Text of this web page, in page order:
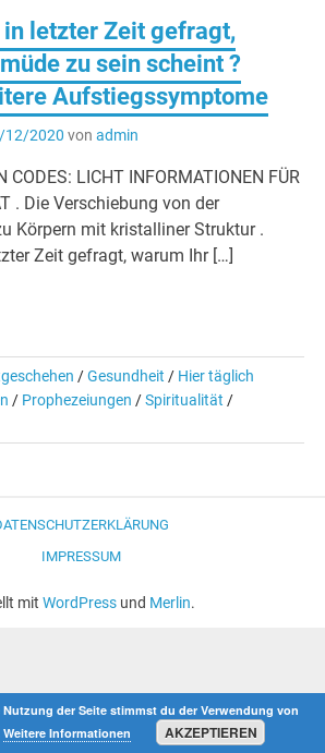
in letzter Zeit gefragt,
zu sein scheint ?
Aufstiegssymptome
12/2020 von admin
CODES: LICHT INFORMATIONEN FÜR
. Die Verschiebung von der
Körpern mit kristalliner Struktur .
Zeit gefragt, warum Ihr […]
/Gesundheit / Hier täglich
/ Prophezeiungen /Spiritualität /
IMPRESSUM
mit WordPressund Merlin.
der Seite stimmst du der Verwendung von
Weitere Informationen AKZEPTIEREN